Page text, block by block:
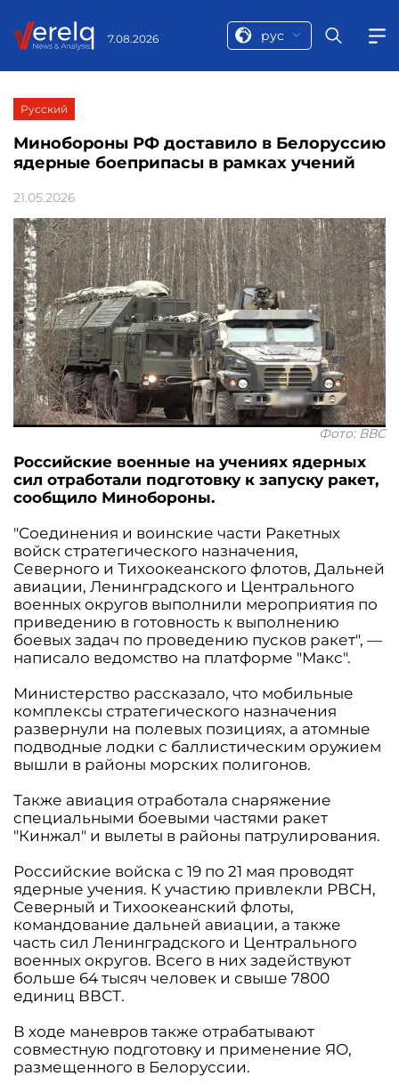
7.08.2026 рус
Русский
Минобороны РФ доставило в Белоруссию
ядерные боеприпасы в рамках учений
21.05.2026
Фото: ВВС
Российские военные на учениях ядерных
сил отработали подготовку к запуску ракет,
сообщило Минобороны.
"Соединения и воинские части Ракетных
войск стратегического назначения,
Северного и Тихоокеанского флотов, Дальней
авиации, Ленинградского и Центрального
военных округов выполнили мероприятия по
приведению в готовность к выполнению
боевых задач по проведению пусков ракет", —
написало ведомство на платформе "Макс".
Министерство рассказало, что мобильные
комплексы стратегического назначения
развернули на полевых позициях, а атомные
подводные лодки с баллистическим оружием
вышли в районы морских полигонов.
Также авиация отработала снаряжение
специальными боевыми частями ракет
"Кинжал" и вылеты в районы патрулирования.
Российские войска с 19 по 21 мая проводят
ядерные учения. К участию привлекли РВСН,
Северный и Тихоокеанский флоты,
командование дальней авиации, а также
часть сил Ленинградского и Центрального
военных округов. Всего в них задействуют
больше 64 тысяч человек и свыше 7800
единиц ВВСТ.
В ходе маневров также отрабатывают
совместную подготовку и применение ЯО,
размещенного в Белоруссии.